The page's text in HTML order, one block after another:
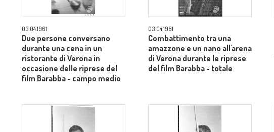
03.04.1961
Due persone conversano
durante una cena in un
ristorante di Verona in
occasione delle riprese del
film Barabba - campo medio
03.04.1961
Combattimento tra una
amazzone e un nano all'arena
di Verona durante le riprese
del film Barabba - totale